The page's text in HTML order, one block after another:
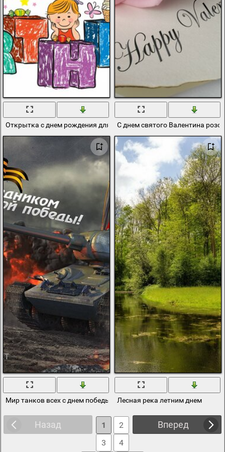
Открытка с днем рождения для ребенкаС днем святого Валентина
Мир танков всех с днем победы Лесная река летним днем
Назад Вперед
1
2
3
4